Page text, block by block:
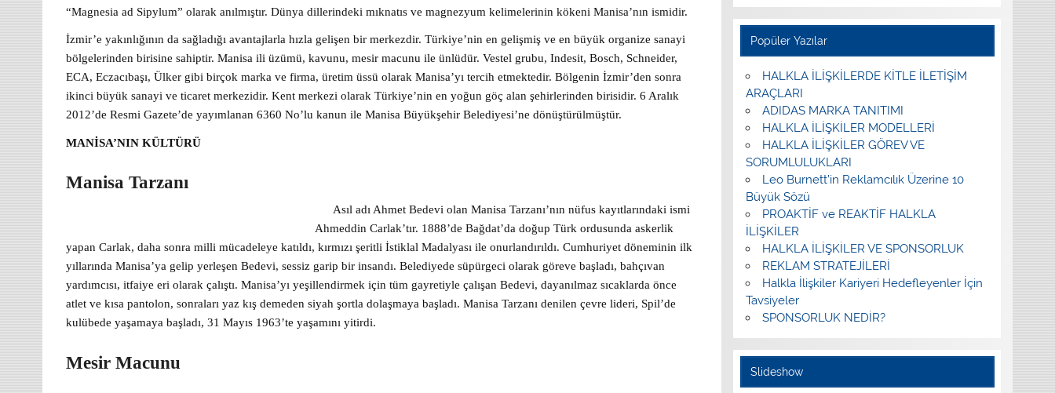
“Magnesia ad Sipylum” olarak anılmıştır. Dünya dillerindeki mıknatıs ve magnezyum kelimelerinin kökeni Manisa’nın ismidir.
İzmir’e yakınlığının da sağladığı avantajlarla hızla gelişen bir merkezdir. Türkiye’nin en gelişmiş ve en büyük organize sanayi
bölgelerinden birisine sahiptir. Manisa ili üzümü, kavunu, mesir macunu ile ünlüdür. Vestel grubu, Indesit, Bosch, Schneider,
ECA, Eczacıbaşı, Ülker gibi birçok marka ve firma, üretim üssü olarak Manisa’yı tercih etmektedir. Bölgenin İzmir’den sonra
ikinci büyük sanayi ve ticaret merkezidir. Kent merkezi olarak Türkiye’nin en yoğun göç alan şehirlerinden birisidir. 6 Aralık
2012’de Resmi Gazete’de yayımlanan 6360 No’lu kanun ile Manisa Büyükşehir Belediyesi’ne dönüştürülmüştür.
MANİSA’NIN KÜLTÜRÜ
Manisa Tarzanı
Asıl adı Ahmet Bedevi olan Manisa Tarzanı’nın nüfus kayıtlarındaki ismi
Ahmeddin Carlak’tır. 1888’de Bağdat’da doğup Türk ordusunda askerlik
yapan Carlak, daha sonra milli mücadeleye katıldı, kırmızı şeritli İstiklal Madalyası ile onurlandırıldı. Cumhuriyet döneminin ilk
yıllarında Manisa’ya gelip yerleşen Bedevi, sessiz garip bir insandı. Belediyede süpürgeci olarak göreve başladı, bahçıvan
yardımcısı, itfaiye eri olarak çalıştı. Manisa’yı yeşillendirmek için tüm gayretiyle çalışan Bedevi, dayanılmaz sıcaklarda önce
atlet ve kısa pantolon, sonraları yaz kış demeden siyah şortla dolaşmaya başladı. Manisa Tarzanı denilen çevre lideri, Spil’de
kulübede yaşamaya başladı, 31 Mayıs 1963’te yaşamını yitirdi.
Mesir Macunu
Popüler Yazılar
HALKLA İLİŞKİLERDE KİTLE İLETİŞİM
ARAÇLARI
ADIDAS MARKA TANITIMI
HALKLA İLİŞKİLER MODELLERİ
HALKLA İLİŞKİLER GÖREV VE
SORUMLULUKLARI
Leo Burnett’in Reklamcılık Üzerine 10
Büyük Sözü
PROAKTİF ve REAKTİF HALKLA
İLİŞKİLER
HALKLA İLİŞKİLER VE SPONSORLUK
REKLAM STRATEJİLERİ
Halkla İlişkiler Kariyeri Hedefleyenler İçin
Tavsiyeler
SPONSORLUK NEDİR?
Slideshow